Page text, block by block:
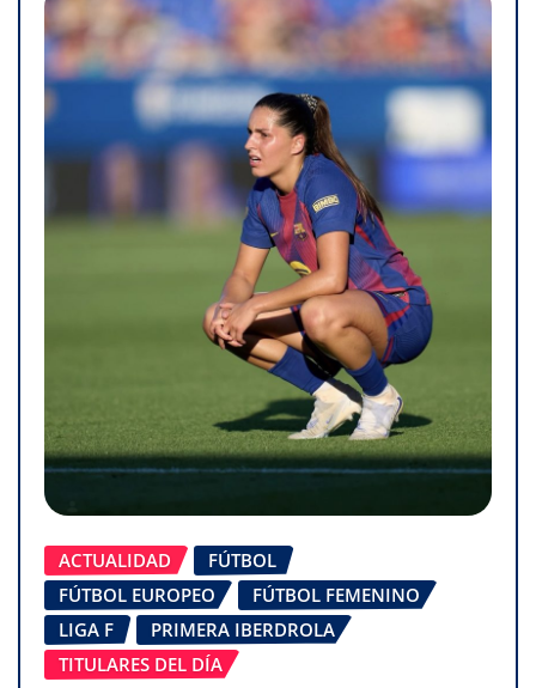
ACTUALIDAD
FÚTBOL
FÚTBOL EUROPEO
FÚTBOL FEMENINO
LIGA F
PRIMERA IBERDROLA
TITULARES DEL DÍA